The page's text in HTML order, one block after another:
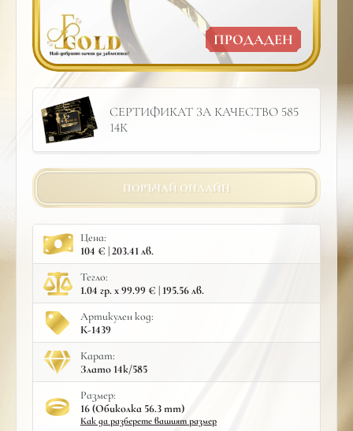
ПРОДАДЕН
СЕРТИФИКАТ ЗА КАЧЕСТВО 585
14К
ПОРЪЧАЙ ОНЛАЙН
Цена:
104 € | 203.41 лв.
Тегло:
1.04 гр. x 99.99 € | 195.56 лв.
Артикулен код:
К-1439
Карат:
Злато 14к/585
Размер:
16 (Обиколка 56.3 mm)
Как да разберете вашият размер